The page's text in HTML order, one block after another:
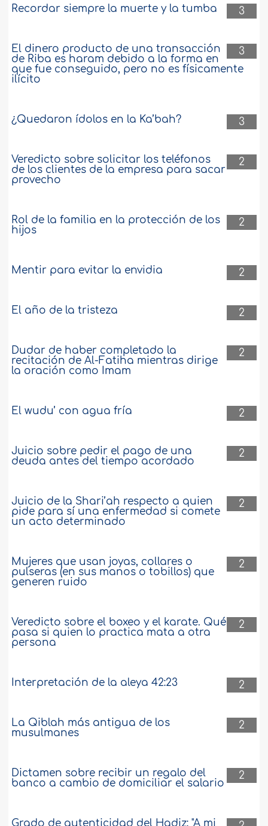
3
Recordar siempre la muerte y la tumba
3
El dinero producto de una transacción
de Riba es haram debido a la forma en
que fue conseguido, pero no es físicamente
ilícito
3
¿Quedaron ídolos en la Ka’bah?
2
Veredicto sobre solicitar los teléfonos
de los clientes de la empresa para sacar
provecho
2
Rol de la familia en la protección de los
hijos
2
Mentir para evitar la envidia
2
El año de la tristeza
2
Dudar de haber completado la
recitación de Al-Fatiha mientras dirige
la oración como Imam
2
El wudu’ con agua fría
2
Juicio sobre pedir el pago de una
deuda antes del tiempo acordado
2
Juicio de la Shari’ah respecto a quien
pide para sí una enfermedad si comete
un acto determinado
2
Mujeres que usan joyas, collares o
pulseras (en sus manos o tobillos) que
generen ruido
2
Veredicto sobre el boxeo y el karate. Qué
pasa si quien lo practica mata a otra
persona
2
Interpretación de la aleya 42:23
2
La Qiblah más antigua de los
musulmanes
2
Dictamen sobre recibir un regalo del
banco a cambio de domiciliar el salario
Grado de autenticidad del Hadiz: "A mi